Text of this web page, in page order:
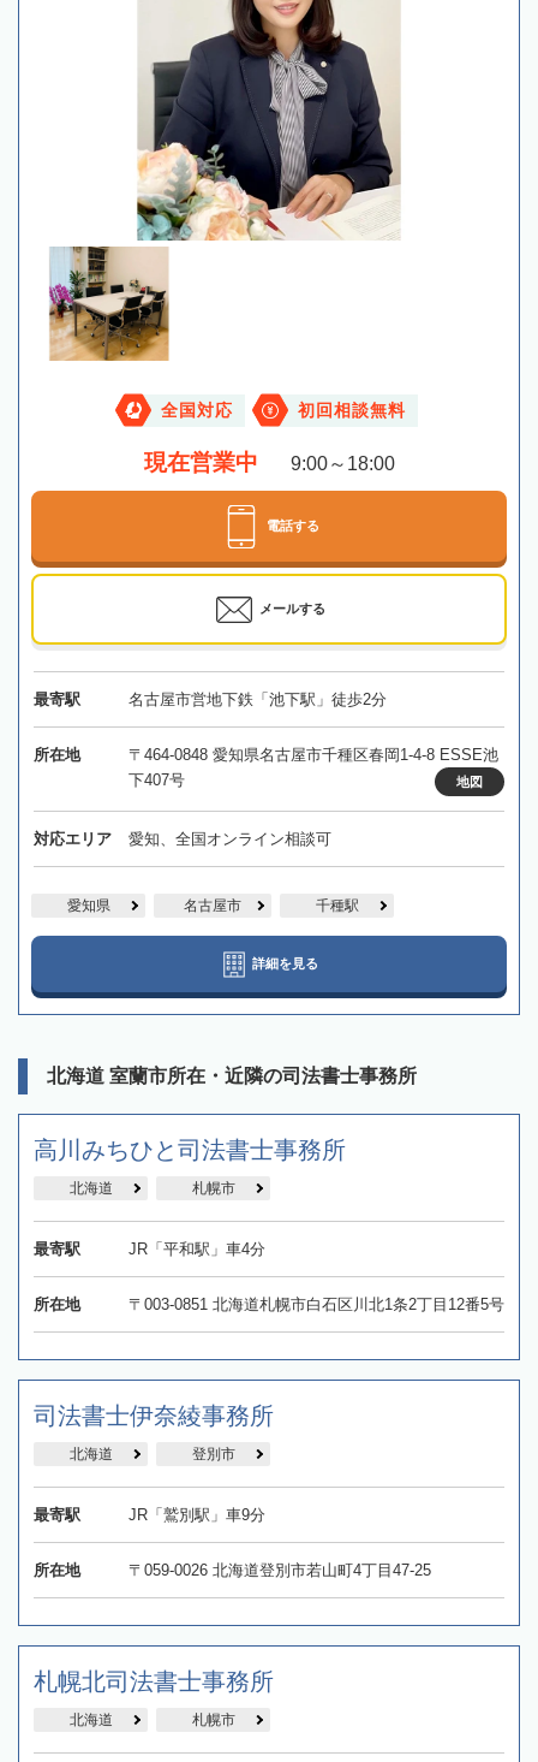
全国対応 初回相談無料
現在営業中 9:00～18:00
電話する
メールする
最寄駅 名古屋市営地下鉄「池下駅」徒歩2分
所在地
〒464-0848 愛知県名古屋市千種区春岡1-4-8 ESSE池
下407号
地図
対応エリア 愛知、全国オンライン相談可
愛知県 名古屋市 千種駅
詳細を見る
北海道 室蘭市所在・近隣の司法書士事務所
高川みちひと司法書士事務所
北海道 札幌市
最寄駅 JR「平和駅」車4分
所在地 〒003-0851 北海道札幌市白石区川北1条2丁目12番5号
司法書士伊奈綾事務所
北海道 登別市
最寄駅 JR「鷲別駅」車9分
所在地 〒059-0026 北海道登別市若山町4丁目47-25
札幌北司法書士事務所
北海道 札幌市